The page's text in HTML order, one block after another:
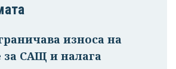
износа на
за САЩ и налага